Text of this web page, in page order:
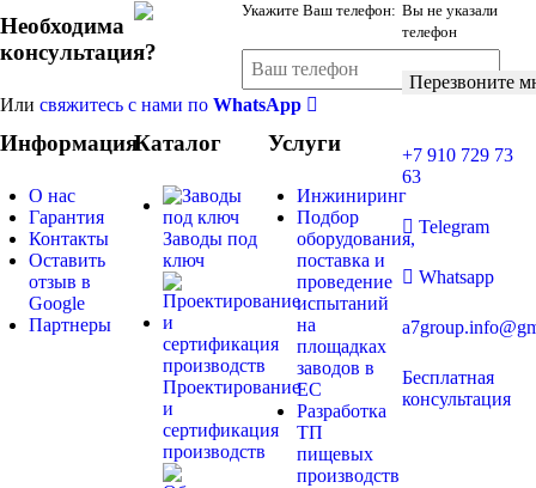
Необходима
консультация?
Укажите Ваш телефон: Вы не указали
телефон
Перезвоните
Или свяжитесь с нами по WhatsApp
Информация
О нас
Гарантия
Контакты
Оставить
отзыв в
Google
Партнеры
Каталог
Заводы под
ключ
Проектирование
и
сертификация
производств
Услуги
Инжиниринг
Подбор
оборудования,
поставка и
проведение
испытаний
на
площадках
заводов в
ЕС
Разработка
ТП
пищевых
производств
+7 910 729 73
63
Telegram
Whatsapp
Бесплатная
консультация